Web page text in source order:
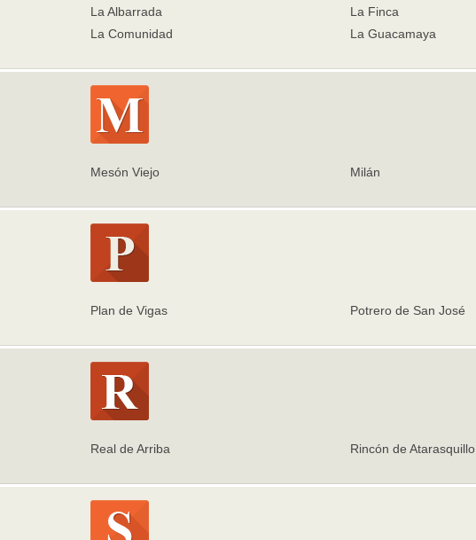
La Albarrada
La Comunidad
La Finca
La Guacamaya
Mesón Viejo Milán
Plan de Vigas Potrero de San José
Real de Arriba Rincón de Atarasquillo